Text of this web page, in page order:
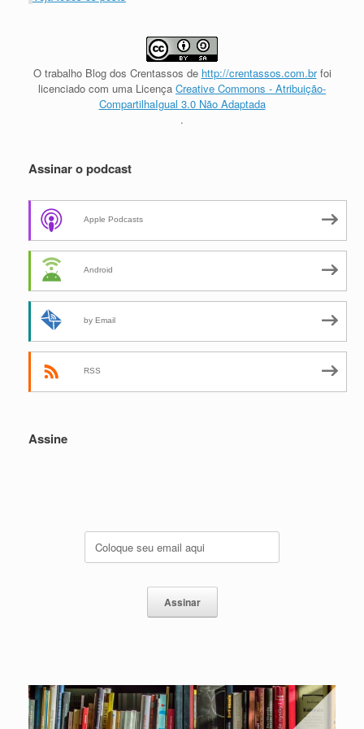
O trabalho Blog dos Crentassos de http://crentassos.com.brfoi
licenciado com uma Licença Creative Commons - Atribuição-
CompartilhaIgual 3.0 Não Adaptada
.
Assinar o podcast
Apple Podcasts
Android
by Email
RSS
Assine